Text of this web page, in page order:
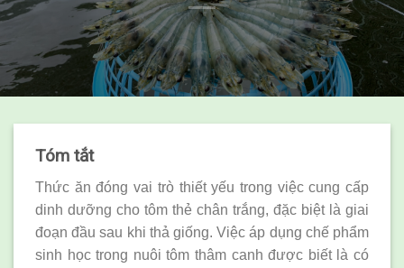
Tóm tắt
Thức ăn đóng vai trò thiết yếu trong việc cung cấp
dinh dưỡng cho tôm thẻ chân trắng, đặc biệt là giai
đoạn đầu sau khi thả giống. Việc áp dụng chế phẩm
sinh học trong nuôi tôm thâm canh được biết là có